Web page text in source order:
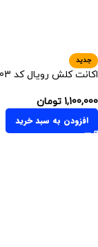
جدید
اکانت کلش رویال کد 5003
1,100,000 تومان
افزودن به سبد خرید